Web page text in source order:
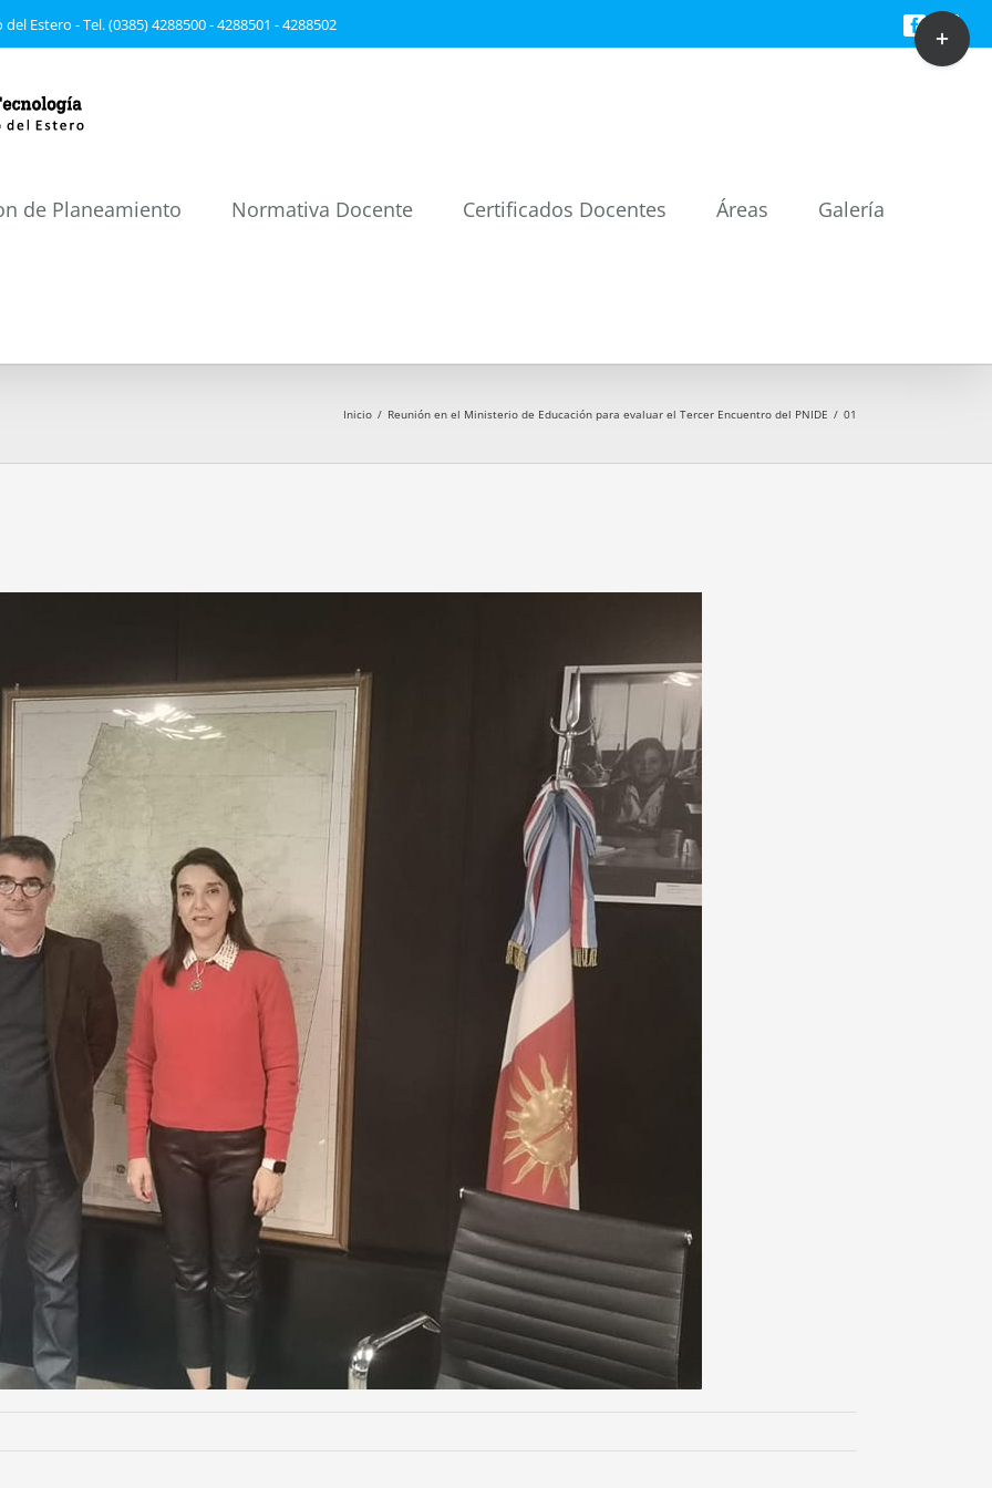
Estero - Tel. (0385) 4288500 - 4288501 - 4288502 Facebook
de Planeamiento Normativa Docente Certificados Docentes Áreas Galería
Inicio / Reunión en el Ministerio de Educación para evaluar el Tercer Encuentro del PNIDE / 01
Toggle
Sliding